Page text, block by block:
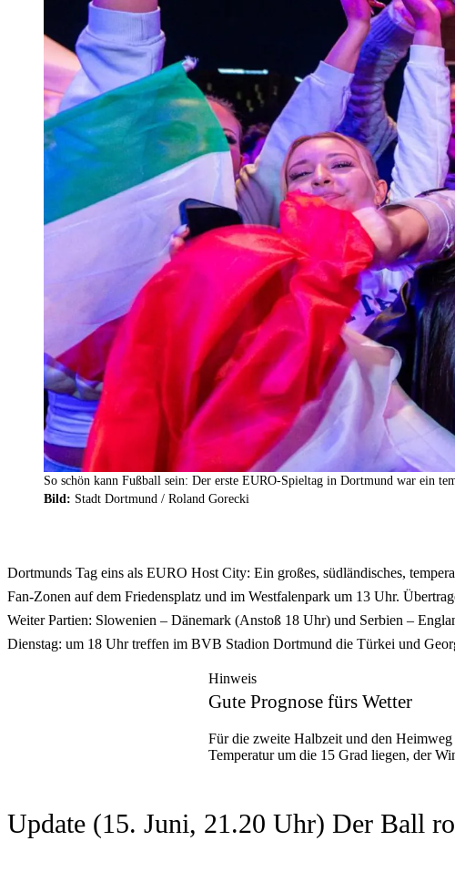
So schön kann Fußball sein: Der erste EURO-Spieltag in Dortmund war ein
Bild: Stadt Dortmund / Roland Gorecki
Dortmunds Tag eins als EURO Host City: Ein großes, südländisches,
Fan-Zonen auf dem Friedensplatz und im Westfalenpark um 13 Uhr.
Weiter Partien: Slowenien – Dänemark (Anstoß 18 Uhr) und Serbien –
Dienstag: um 18 Uhr treffen im BVB Stadion Dortmund die Türkei und
Hinweis
Gute Prognose fürs Wetter
Für die zweite Halbzeit und den
Temperatur um die 15 Grad liegen, der
Update (15. Juni, 21.20 Uhr) Der Ball